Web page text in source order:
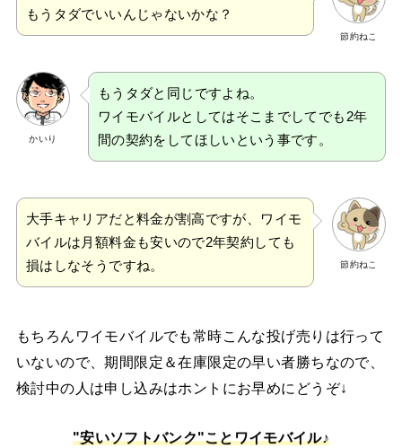
節約ねこ
もうタダでいいんじゃないかな？
かいり
もうタダと同じですよね。
ワイモバイルとしてはそこまでしてでも2年
間の契約をしてほしいという事です。
節約ねこ
大手キャリアだと料金が割高ですが、ワイモ
バイルは月額料金も安いので2年契約しても
損はしなそうですね。
もちろんワイモバイルでも常時こんな投げ売りは行って
いないので、期間限定＆在庫限定の早い者勝ちなので、
検討中の人は申し込みはホントにお早めにどうぞ↓
"安いソフトバンク"ことワイモバイル♪